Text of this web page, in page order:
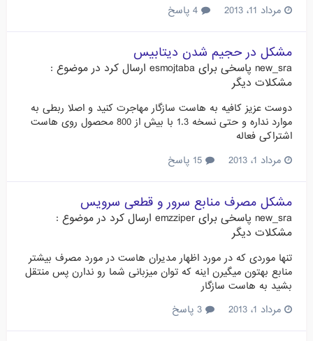
مرداد 11، 2013
مشکل در حجیم شدن دیتابیس
new_sra پاسخی برای esmojtaba ارسال کرد در موضوع :
مشکلات دیگر
دوست عزیز کافیه به هاست سازگار مهاجرت کنید و اصلا ربطی به
موارد نداره و حتی نسخه 1.3 با بیش از 800 محصول روی هاست
اشتراکی فعاله
مرداد 1، 2013
مشکل مصرف منابع سرور و قطعی سرویس
new_sra پاسخی برای emzziper ارسال کرد در موضوع :
مشکلات دیگر
تنها موردی که در مورد اظهار مدیران هاست در مورد مصرف بیشتر
منابع بهتون میگیرن اینه که توان میزبانی شما رو ندارن پس منتقل
بشید به هاست سازگار
مرداد 1، 2013